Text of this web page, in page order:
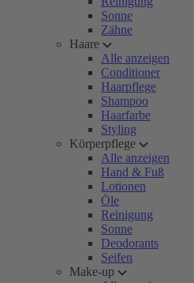
Sonne
Zähne
Haare
Alle anzeigen
Conditioner
Haarpflege
Shampoo
Haarfarbe
Styling
Körperpflege
Alle anzeigen
Hand & Fuß
Lotionen
Öle
Reinigung
Sonne
Deodorants
Seifen
Make-up